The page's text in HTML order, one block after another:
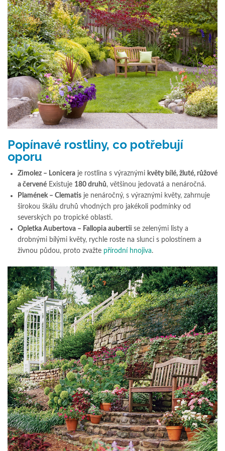
Popínavé rostliny, co potřebují
oporu
Zimolez – Lonicera je rostlina s výraznými květy bílé, žluté, růžové
a červené Existuje 180 druhů, většinou jedovatá a nenáročná.
Plamének – Clematis je nenáročný, s výraznými květy, zahrnuje
širokou škálu druhů vhodných pro jakékoli podmínky od
severských po tropické oblasti.
Opletka Aubertova – Fallopia aubertii se zelenými listy a
drobnými bílými květy, rychle roste na slunci s polostínem a
živnou půdou, proto zvažte přírodní hnojiva.